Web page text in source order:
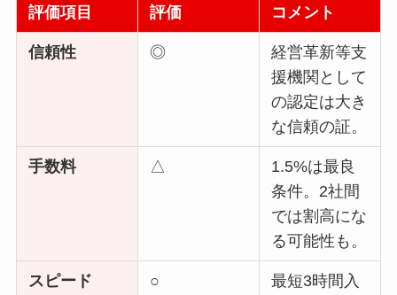
評価項目 評価 コメント
信頼性 ◎
経営革新等支
援機関として
の認定は大き
な信頼の証。
手数料 △
1.5%は最良
条件。2社間
では割高にな
る可能性も。
スピード ○
最短3時間入